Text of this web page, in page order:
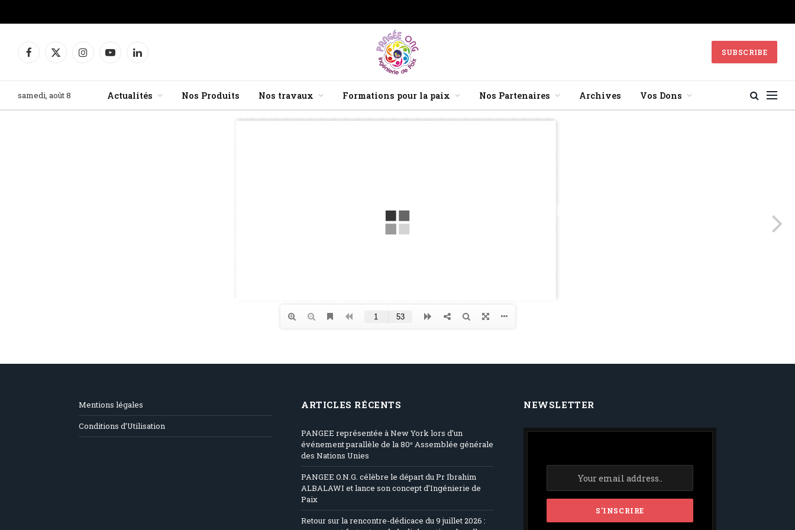
Facebook
X
InstagramYouTubeLinkedIn SUBSCRIBE
samedi, août 8 Actualités Nos Produits Nos travaux Formations pour la paix Nos Partenaires Archives Vos Dons
Mentions légales
Conditions d’Utilisation
ARTICLES RÉCENTS
PANGEE représentée à New York lors d’un
événement parallèle de la 80ᵉ Assemblée générale
des Nations Unies
PANGEE O.N.G. célèbre le départ du Pr Ibrahim
ALBALAWI et lance son concept d’Ingénierie de
Paix
Retour sur la rencontre-dédicace du 9 juillet 2026 :
NEWSLETTER